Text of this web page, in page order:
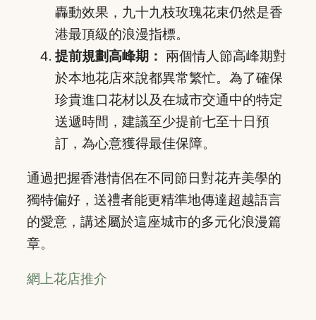
轟動效果，九十九枝玫瑰花束仍然是香
港最頂級的浪漫指標。
提前規劃高峰期： 兩個情人節高峰期對
於本地花店來說都異常繁忙。為了確保
珍貴進口花材以及在城市交通中的特定
送遞時間，建議至少提前七至十日預
訂，為心意獲得最佳保障。
通過把握香港情侶在不同節日對花卉美學的
獨特偏好，送禮者能更精準地傳達超越語言
的愛意，講述屬於這座城市的多元化浪漫篇
章。
網上花店推介